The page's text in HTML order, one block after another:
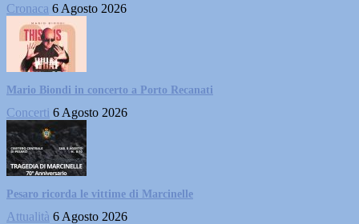
Cronaca 6 Agosto 2026
Mario Biondi in concerto a Porto Recanati
Concerti 6 Agosto 2026
Pesaro ricorda le vittime di Marcinelle
Attualità 6 Agosto 2026